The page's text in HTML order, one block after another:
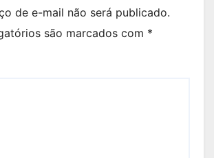
de e-mail não será publicado.
são marcados com *